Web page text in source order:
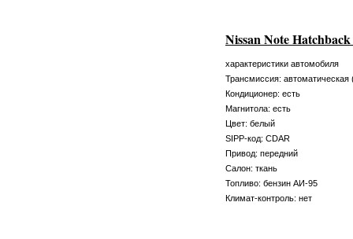
Nissan Note
характеристики автомобиля
Трансмиссия: автоматическая
Кондиционер: есть
Магнитола: есть
Цвет: белый
SIPP-код: CDAR
Привод: передний
Салон: ткань
Топливо: бензин АИ-95
Климат-контроль: нет